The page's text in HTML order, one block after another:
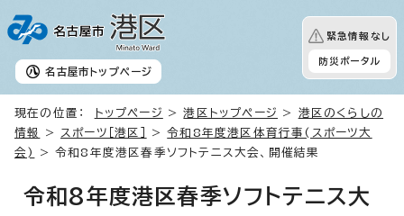
名古屋市 トップページ
緊急情報なし
防災ポータル
現在の位置： トップページ >港区トップページ > 港区のくらしの
情報
> スポーツ［港区］ >令和8年度港区体育行事(スポーツ大
会)
> 令和8年度港区春季ソフトテニス大会、開催結果
令和8年度港区春季ソフトテニス大